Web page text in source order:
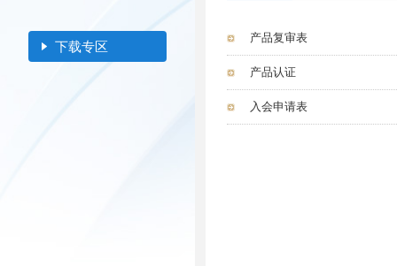
下载专区
产品复审表
产品认证
入会申请表